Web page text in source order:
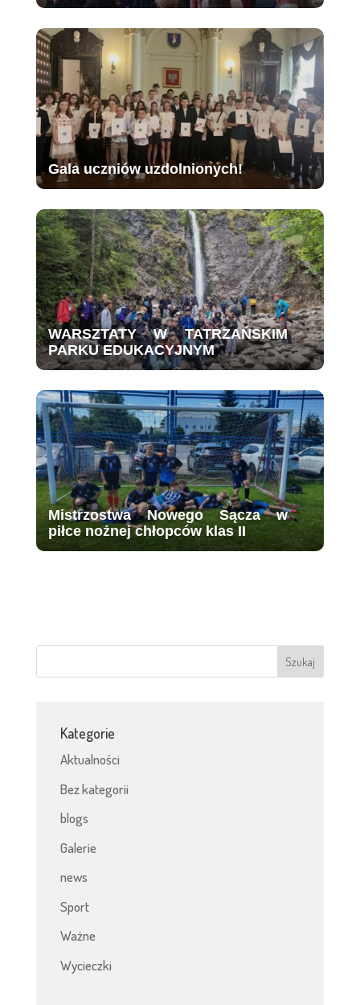
Gala uczniów uzdolnionych!
WARSZTATY W TATRZAŃSKIM
PARKU EDUKACYJNYM
Mistrzostwa Nowego Sącza w
piłce nożnej chłopców klas II
Kategorie
Aktualności
Bez kategorii
blogs
Galerie
news
Sport
Ważne
Wycieczki